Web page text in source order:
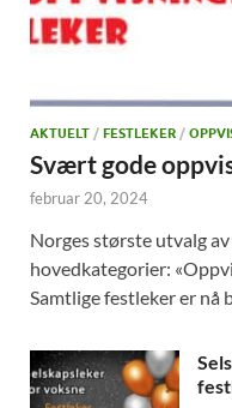
AKTUELT / FESTLEKER /
Svært gode
februar 20, 2024
Norges største utvalg
hovedkategorier:
Samtlige festleker er